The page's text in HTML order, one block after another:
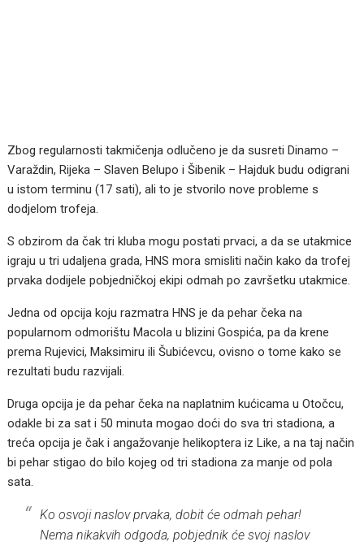
Zbog regularnosti takmičenja odlučeno je da susreti Dinamo –
Varaždin, Rijeka – Slaven Belupo i Šibenik – Hajduk budu odigrani
u istom terminu (17 sati), ali to je stvorilo nove probleme s
dodjelom trofeja.
S obzirom da čak tri kluba mogu postati prvaci, a da se utakmice
igraju u tri udaljena grada, HNS mora smisliti način kako da trofej
prvaka dodijele pobjedničkoj ekipi odmah po završetku utakmice.
Jedna od opcija koju razmatra HNS je da pehar čeka na
popularnom odmorištu Macola u blizini Gospića, pa da krene
prema Rujevici, Maksimiru ili Šubićevcu, ovisno o tome kako se
rezultati budu razvijali.
Druga opcija je da pehar čeka na naplatnim kućicama u Otočcu,
odakle bi za sat i 50 minuta mogao doći do sva tri stadiona, a
treća opcija je čak i angažovanje helikoptera iz Like, a na taj način
bi pehar stigao do bilo kojeg od tri stadiona za manje od pola
sata.
Ko osvoji naslov prvaka, dobit će odmah pehar!
Nema nikakvih odgoda, pobjednik će svoj naslov